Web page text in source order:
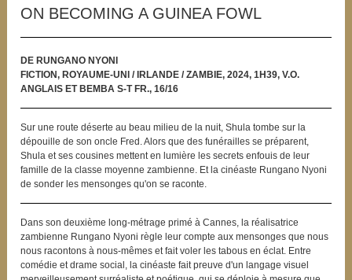
ON BECOMING A GUINEA FOWL
DE RUNGANO NYONI
FICTION, ROYAUME-UNI / IRLANDE / ZAMBIE, 2024, 1H39, V.O.
ANGLAIS ET BEMBA S-T FR., 16/16
Sur une route déserte au beau milieu de la nuit, Shula tombe sur la
dépouille de son oncle Fred. Alors que des funérailles se préparent,
Shula et ses cousines mettent en lumière les secrets enfouis de leur
famille de la classe moyenne zambienne. Et la cinéaste Rungano Nyoni
de sonder les mensonges qu'on se raconte.
Dans son deuxième long-métrage primé à Cannes, la réalisatrice
zambienne Rungano Nyoni règle leur compte aux mensonges que nous
nous racontons à nous-mêmes et fait voler les tabous en éclat. Entre
comédie et drame social, la cinéaste fait preuve d'un langage visuel